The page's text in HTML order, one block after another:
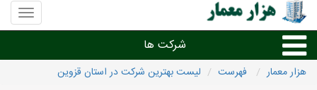
منوی
سایت
معمار
شرکت ها
هزار معمار فهرست لیست بهترین شرکت در استان قزوین